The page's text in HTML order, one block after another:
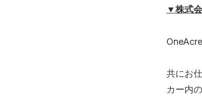
▼株式
共にお
カー内